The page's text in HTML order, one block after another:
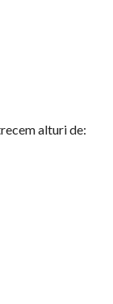
alturi de: